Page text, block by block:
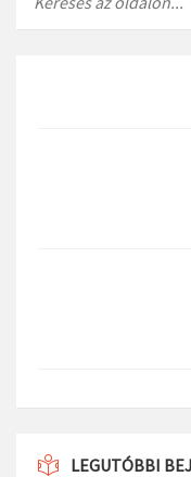
LEGUTÓBBI